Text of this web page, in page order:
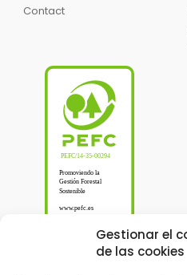
Gestionar el
de las cookies
Contact